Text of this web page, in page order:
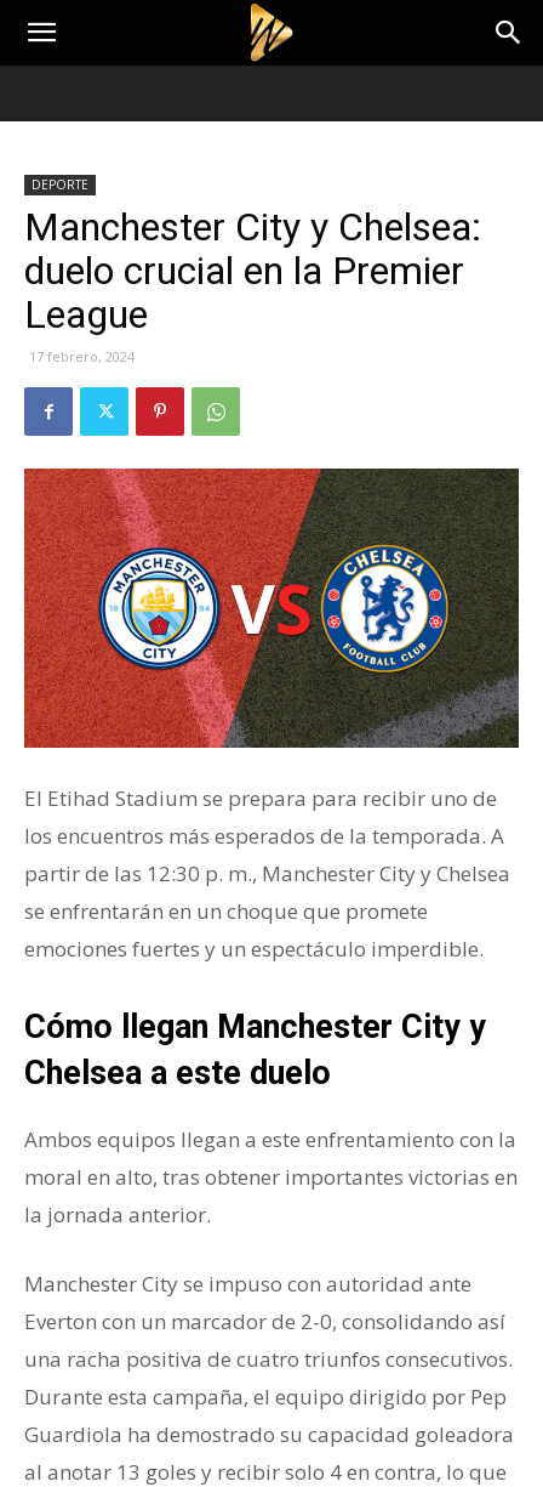
DEPORTE
Manchester City y Chelsea:
duelo crucial en la Premier
League
17 febrero, 2024
El Etihad Stadium se prepara para recibir uno de
los encuentros más esperados de la temporada. A
partir de las 12:30 p. m., Manchester City y Chelsea
se enfrentarán en un choque que promete
emociones fuertes y un espectáculo imperdible.
Cómo llegan Manchester City y
Chelsea a este duelo
Ambos equipos llegan a este enfrentamiento con la
moral en alto, tras obtener importantes victorias en
la jornada anterior.
Manchester City se impuso con autoridad ante
Everton con un marcador de 2-0, consolidando así
una racha positiva de cuatro triunfos consecutivos.
Durante esta campaña, el equipo dirigido por Pep
Guardiola ha demostrado su capacidad goleadora
al anotar 13 goles y recibir solo 4 en contra, lo que